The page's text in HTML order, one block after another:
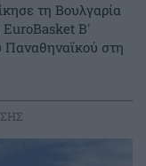
τη Βουλγαρία
EuroBasket Β'
Παναθηναϊκού στη